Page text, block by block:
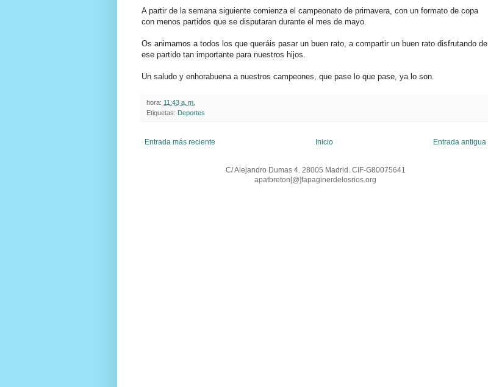
A partir de la semana siguiente comienza el campeonato de primavera, con un formato de copa
con menos partidos que se disputaran durante el mes de mayo.
Os animamos a todos los que queráis pasar un buen rato, a compartir un buen rato disfrutando de
ese partido tan importante para nuestros hijos.
Un saludo y enhorabuena a nuestros campeones, que pase lo que pase, ya lo son.
hora: 11:43 a. m.
Etiquetas: Deportes
Entrada más reciente Entrada antigua
Inicio
C/ Alejandro Dumas 4. 28005 Madrid. CIF-G80075641
apatbreton[@]fapaginerdelosrios.org